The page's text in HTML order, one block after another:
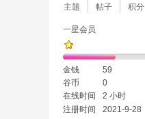
主题
帖子
积分
一星会员
金钱
59
谷币
0
在线时间
2 小时
注册时间
2021-9-28